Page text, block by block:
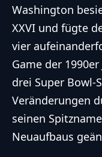
Washington
XXVI und fügte
vier
Game der
drei Super Bowl-
Veränderungen
seinen
Neuaufbaus